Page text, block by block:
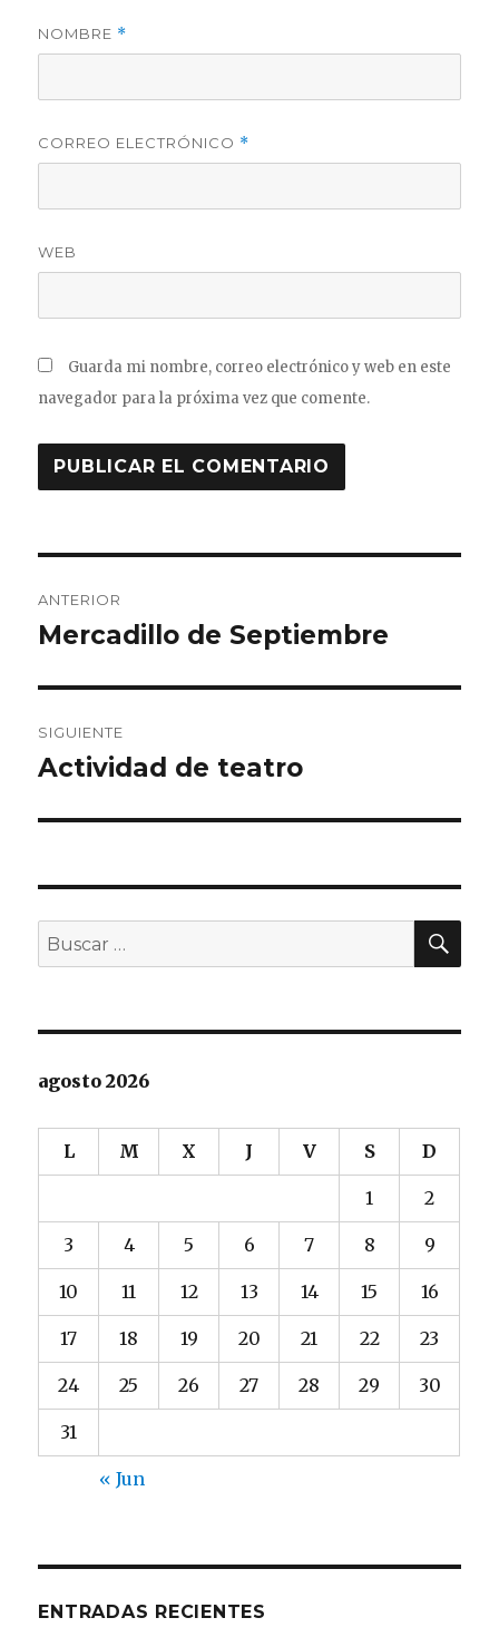
NOMBRE *
CORREO ELECTRÓNICO *
WEB
Guarda mi nombre, correo electrónico y web en este
navegador para la próxima vez que comente.
de
ANTERIOR
Entrada
Mercadillo de Septiembre
SIGUIENTE
Entrada
Actividad de teatro
Buscar
por:
agosto 2026
L M X J V S D
1 2
3 4 5 6 7 8 9
10 11 12 13 14 15 16
17 18 19 20 21 22 23
24 25 26 27 28 29 30
31
« Jun
ENTRADAS RECIENTES